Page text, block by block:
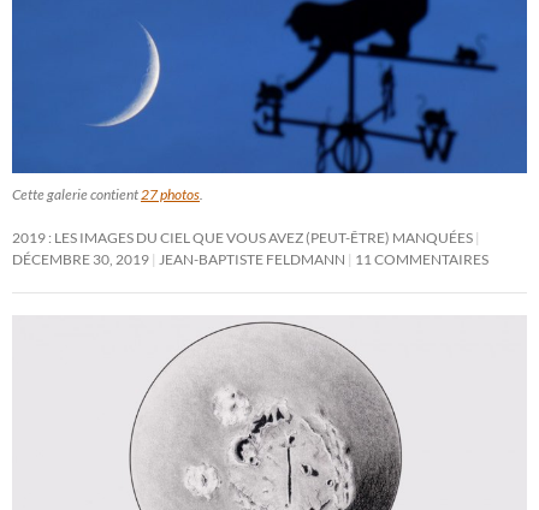
Cette galerie contient27 photos.
2019 : LES IMAGES DU CIEL QUE VOUS AVEZ (PEUT-ÊTRE) MANQUÉES
DÉCEMBRE 30, 2019 JEAN-BAPTISTE FELDMANN 11 COMMENTAIRES